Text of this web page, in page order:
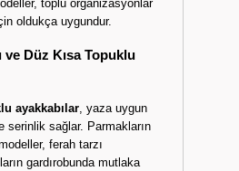
toplu organizasyonlar
oldukça uygundur.
ve Düz Kısa Topuklu
ayakkabılar, yaza uygun
serinlik sağlar. Parmakların
ferah tarzı
gardırobunda mutlaka